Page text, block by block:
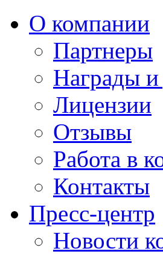
О компании
Партнеры
Награды
Лицензии
Отзывы
Работа в
Контакты
Пресс-центр
Новости